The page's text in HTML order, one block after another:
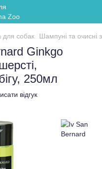
для собак Шампуні та очисні
Ginkgo
250мл
відгук